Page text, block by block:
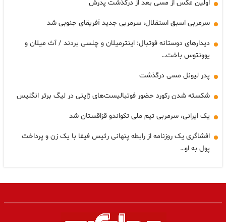
اولین عکس از مسی بعد از درگذشت پدرش
سرمربی اسبق استقلال، سرمربی جدید آفریقای جنوبی شد
دیدارهای دوستانه فوتبال: اینترمیلان و چلسی بردند / آث میلان و
یوونتوس باخت…
پدر لیونل مسی درگذشت
شکسته شدن رکورد حضور فوتبالیست‌های ژاپنی در لیگ برتر انگلیس
یک ایرانی، سرمربی تیم ملی تکواندو قزاقستان شد
افشاگری یک روزنامه از رابطه پنهانی رئیس فیفا با یک زن و پرداخت
پول به او…